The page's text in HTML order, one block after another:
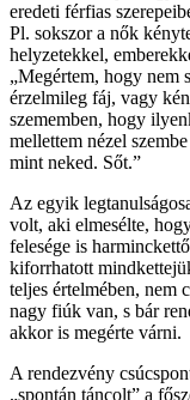
eredeti férfias
Pl. sokszor a nők
helyzetekkel,
„Megértem, hogy nem
érzelmileg fáj, vagy
szememben, hogy
mellettem nézel
mint neked. Sőt.”
Az egyik
volt, aki elmesélte,
felesége is
kiforrhatott
teljes értelmében, nem
nagy fiúk van, s bár
akkor is megérte várni.
A rendezvény
„spontán táncolt” a